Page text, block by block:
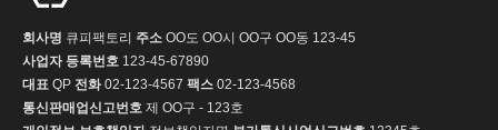
회사명 큐피팩토리 주소 OO도 OO시 OO구 OO동 123-45
사업자 등록번호 123-45-67890
대표 QP 전화02-123-4567 팩스 02-123-4568
통신판매업신고번호 제 OO구 - 123호